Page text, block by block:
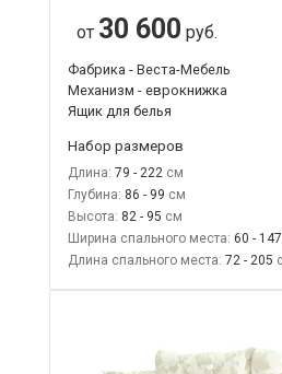
от 30 600 руб.
Фабрика - Веста-Мебель
Механизм - еврокнижка
Ящик для белья
Набор размеров
Длина: 79 - 222
Глубина: 86 - 99
Высота: 82 - 95
Ширина спального места: 60 - 147
Длина спального места: 72 - 205